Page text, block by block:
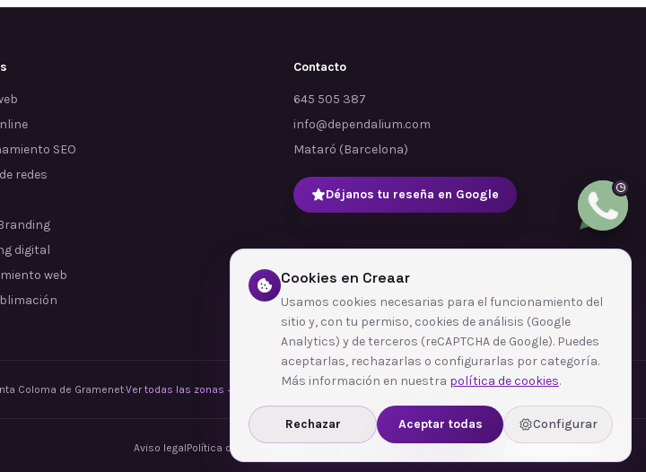
SEO
redes
digital
web
Contacto
645 505 387
info@dependalium.com
Mataró (Barcelona)
Déjanos tu reseña en Google
Coloma de Gramenet·Ver todas las zonas →
Aviso legalPolítica de privacidad
Cookies en Creaar
Usamos cookies necesarias para el funcionamiento del
sitio y, con tu permiso, cookies de análisis (Google
Analytics) y de terceros (reCAPTCHA de Google). Puedes
aceptarlas, rechazarlas o configurarlas por categoría.
Más información en nuestra política de cookies.
Rechazar Aceptar todas Configurar